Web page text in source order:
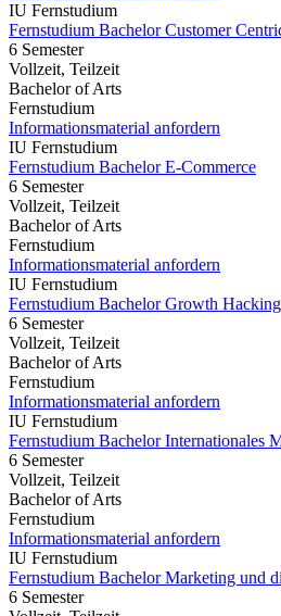
IU Fernstudium
Fernstudium Bachelor Customer
6 Semester
Vollzeit, Teilzeit
Bachelor of Arts
Fernstudium
Informationsmaterial anfordern
IU Fernstudium
Fernstudium Bachelor E-Commerce
6 Semester
Vollzeit, Teilzeit
Bachelor of Arts
Fernstudium
Informationsmaterial anfordern
IU Fernstudium
Fernstudium Bachelor Growth Hacking
6 Semester
Vollzeit, Teilzeit
Bachelor of Arts
Fernstudium
Informationsmaterial anfordern
IU Fernstudium
Fernstudium Bachelor Internationales
6 Semester
Vollzeit, Teilzeit
Bachelor of Arts
Fernstudium
Informationsmaterial anfordern
IU Fernstudium
Fernstudium Bachelor Marketing und
6 Semester